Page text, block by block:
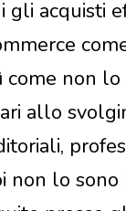
gli acquisti
come non
allo
non lo sono